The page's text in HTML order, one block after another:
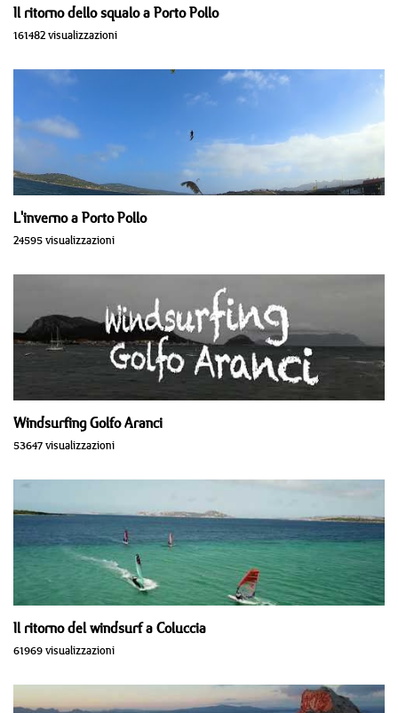
Il ritorno dello squalo a Porto Pollo
161482 visualizzazioni
L'inverno a Porto Pollo
24595 visualizzazioni
Windsurfing Golfo Aranci
53647 visualizzazioni
Il ritorno del windsurf a Coluccia
61969 visualizzazioni